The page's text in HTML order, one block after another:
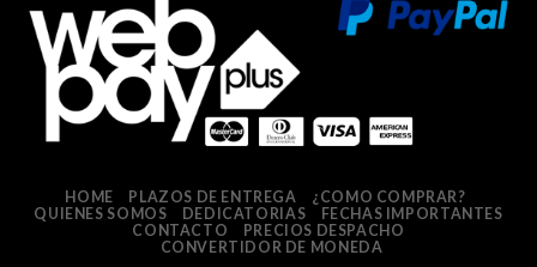
HOME PLAZOS DE ENTREGA
¿COMO COMPRAR?
QUIENES SOMOS
DEDICATORIAS
FECHAS IMPORTANTES
CONTACTO
PRECIOS DESPACHO
CONVERTIDOR DE MONEDA